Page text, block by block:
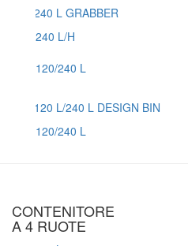
240 L/H
120/240 L
120/240 L
CONTENITORE
A 4 RUOTE